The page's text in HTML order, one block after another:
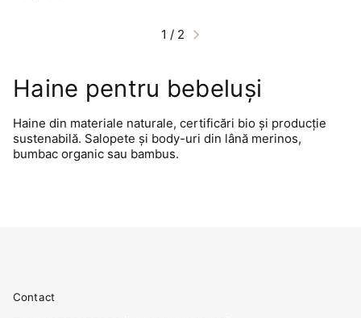
1 / 2
Haine pentru bebeluși
Haine din materiale naturale, certificări bio și producție
sustenabilă. Salopete și body-uri din lână merinos,
bumbac organic sau bambus.
Contact